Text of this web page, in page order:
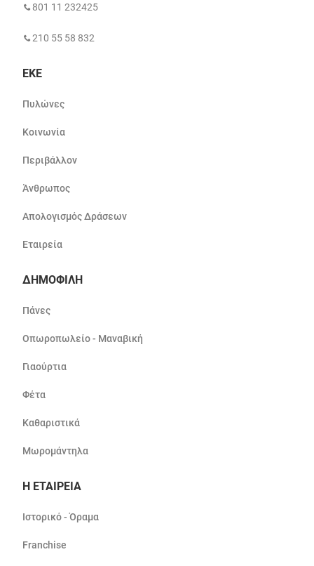
801 11 232425
210 55 58 832
ΕΚΕ
Πυλώνες
Κοινωνία
Περιβάλλον
Άνθρωπος
Απολογισμός Δράσεων
Εταιρεία
ΔΗΜΟΦΙΛΗ
Πάνες
Οπωροπωλείο - Μαναβική
Γιαούρτια
Φέτα
Καθαριστικά
Μωρομάντηλα
Η ΕΤΑΙΡΕΙΑ
Ιστορικό - Όραμα
Franchise